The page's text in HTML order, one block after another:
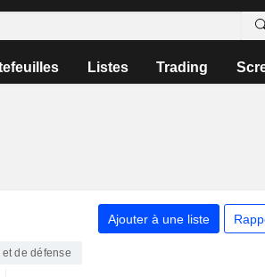
Listes Trading
Ajouter à une liste
de défense